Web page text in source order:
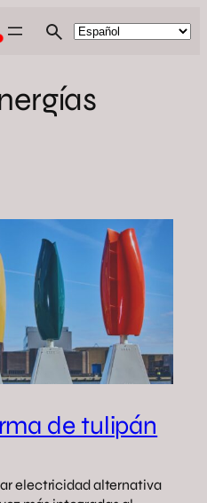
de tulipán
electricidad alternativa